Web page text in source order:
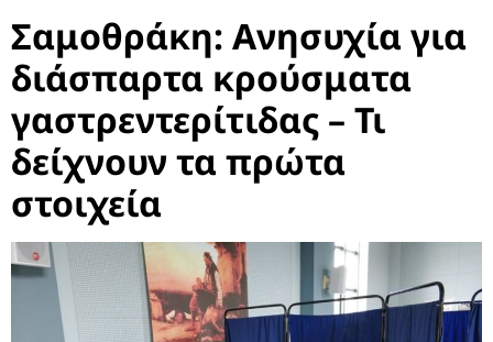
Σαμοθράκη: Ανησυχία για
διάσπαρτα κρούσματα
γαστρεντερίτιδας – Τι
δείχνουν τα πρώτα
στοιχεία